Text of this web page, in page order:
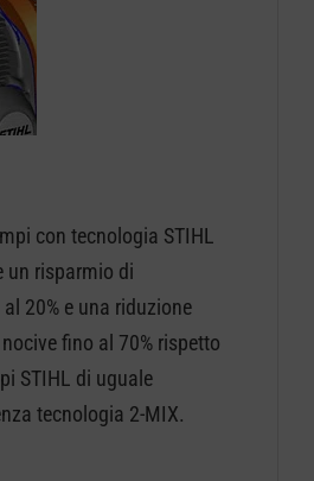
con tecnologia STIHL
un risparmio di
20% e una riduzione
fino al 70% rispetto
STIHL di uguale
tecnologia 2-MIX.